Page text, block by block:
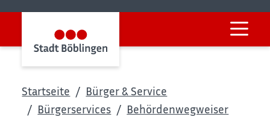
Startseite
Bürger & Service
Bürgerservices
Behördenwegweiser